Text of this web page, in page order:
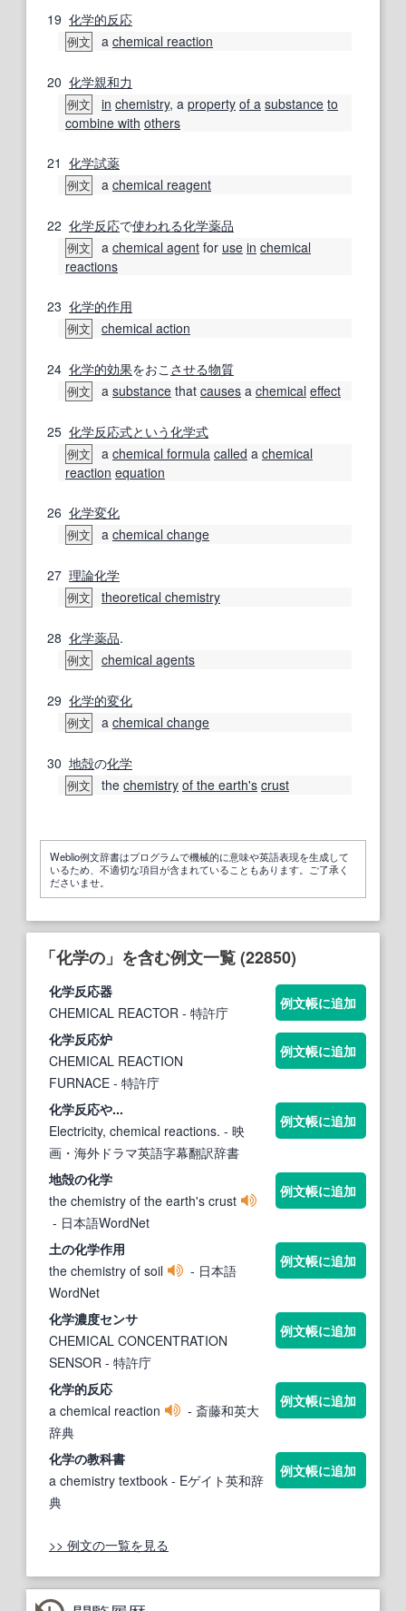
19 化学的反応
例文 a chemical reaction
20 化学親和力
例文 in chemistry, a property of a substance to
combine with others
21 化学試薬
例文 a chemical reagent
22 化学反応で使われる化学薬品
例文 a chemical agent for use in chemical
reactions
23 化学的作用
例文 chemical action
24 化学的効果をおこ させる物質
例文 a substance that causes a chemical effect
25 化学反応式という化学式
例文 a chemical formula called a chemical
reaction equation
26 化学変化
例文 a chemical change
27 理論化学
例文 theoretical chemistry
28 化学薬品.
例文 chemical agents
29 化学的変化
例文 a chemical change
30 地殻の化学
例文 the chemistry of the earth's crust
Weblio例文辞書はプログラムで機械的に意味や英語表現を生成して
いるため、不適切な項目が含まれていることもあります。ご了承く
ださいませ。
「化学の」を含む例文一覧 (22850)
化学反応器
CHEMICAL REACTOR - 特許庁
例文帳に追加
化学反応炉
CHEMICAL REACTION
FURNACE - 特許庁
例文帳に追加
化学反応や...
Electricity, chemical reactions. - 映
画・海外ドラマ英語字幕翻訳辞書
例文帳に追加
地殻の化学
the chemistry of the earth's crust
- 日本語WordNet
例文帳に追加
土の化学作用
the chemistry of soil
- 日本語
WordNet
例文帳に追加
化学濃度センサ
CHEMICAL CONCENTRATION
SENSOR - 特許庁
例文帳に追加
化学的反応
a chemical reaction
- 斎藤和英大
辞典
例文帳に追加
化学の教科書
a chemistry textbook - Eゲイト英和辞
典
例文帳に追加
>> 例文の一覧を見る